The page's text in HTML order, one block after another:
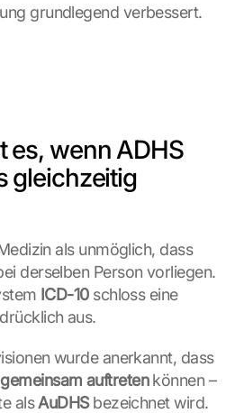
grundlegend verbessert.
es, wenn ADHS
gleichzeitig
als unmöglich, dass
derselben Person vorliegen.
ICD-10 schloss eine
aus.
wurde anerkannt, dass
gemeinsam auftreten können –
als AuDHS bezeichnet wird.